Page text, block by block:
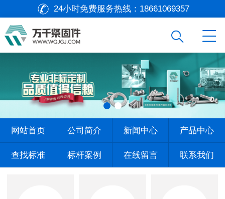
24小时免费服务热线： 18661069357
网站首页 公司简介 新闻中心 产品中心
查找标准 标杆案例 在线留言 联系我们